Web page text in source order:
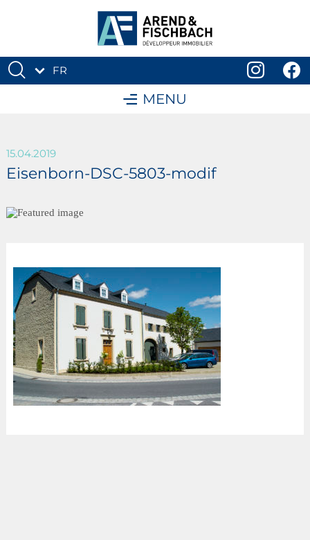
FR
MENU
15.04.2019
Eisenborn-DSC-5803-modif